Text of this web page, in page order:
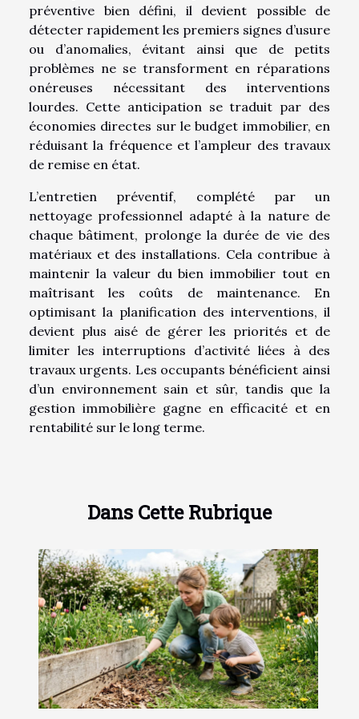
préventive bien défini, il devient possible de
détecter rapidement les premiers signes d’usure
ou d’anomalies, évitant ainsi que de petits
problèmes ne se transforment en réparations
onéreuses nécessitant des interventions
lourdes. Cette anticipation se traduit par des
économies directes sur le budget immobilier, en
réduisant la fréquence et l’ampleur des travaux
de remise en état.
L’entretien préventif, complété par un
nettoyage professionnel adapté à la nature de
chaque bâtiment, prolonge la durée de vie des
matériaux et des installations. Cela contribue à
maintenir la valeur du bien immobilier tout en
maîtrisant les coûts de maintenance. En
optimisant la planification des interventions, il
devient plus aisé de gérer les priorités et de
limiter les interruptions d’activité liées à des
travaux urgents. Les occupants bénéficient ainsi
d’un environnement sain et sûr, tandis que la
gestion immobilière gagne en efficacité et en
rentabilité sur le long terme.
Dans Cette Rubrique